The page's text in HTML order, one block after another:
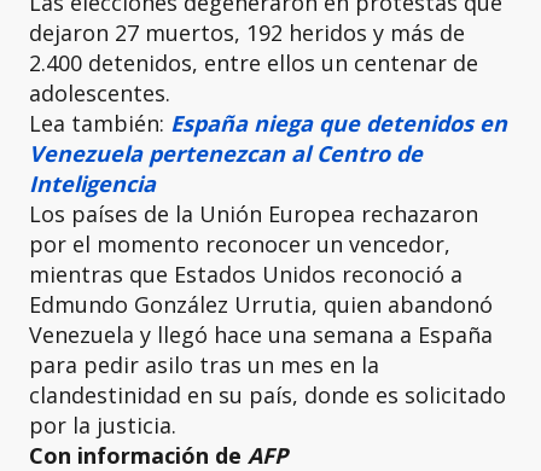
dejaron 27 muertos, 192 heridos y más de
2.400 detenidos, entre ellos un centenar de
adolescentes.
Lea también: España niega que detenidos en
Venezuela pertenezcan al Centro de
Inteligencia
Los países de la Unión Europea rechazaron
por el momento reconocer un vencedor,
mientras que Estados Unidos reconoció a
Edmundo González Urrutia, quien abandonó
Venezuela y llegó hace una semana a España
para pedir asilo tras un mes en la
clandestinidad en su país, donde es solicitado
por la justicia.
Con información de AFP